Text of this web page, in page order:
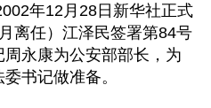
年12月28日新华社正式
离任）江泽民签署第84号
永康为公安部部长，为
书记做准备。